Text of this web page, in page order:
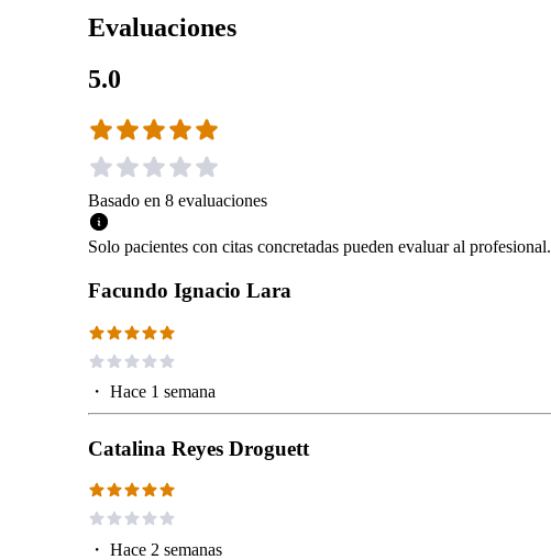
Evaluaciones
5.0
Basado en 8 evaluaciones
Solo pacientes con citas concretadas pueden evaluar al profesional.
Facundo Ignacio Lara
・ Hace 1 semana
Catalina Reyes Droguett
・ Hace 2 semanas